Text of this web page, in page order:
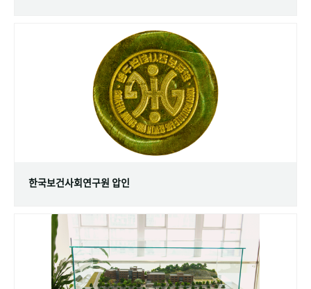
한국보건사회연구원 압인